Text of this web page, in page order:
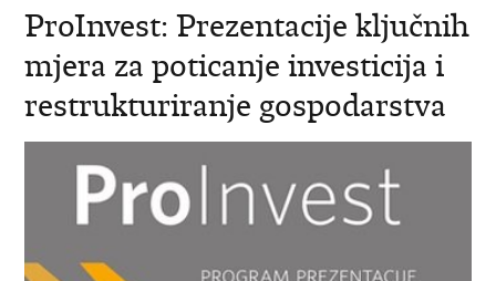
ProInvest: Prezentacije ključnih
mjera za poticanje investicija i
restrukturiranje gospodarstva